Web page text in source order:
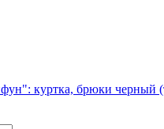
куртка, брюки черный